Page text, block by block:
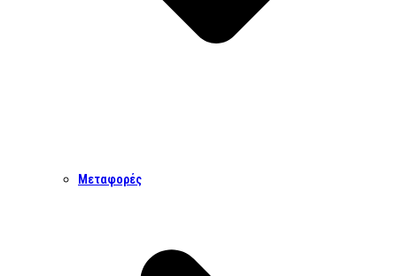
Μεταφορές